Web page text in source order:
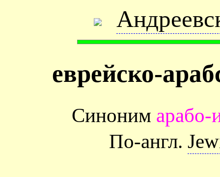
еврейско-
Синоним арабо-
По-англ.